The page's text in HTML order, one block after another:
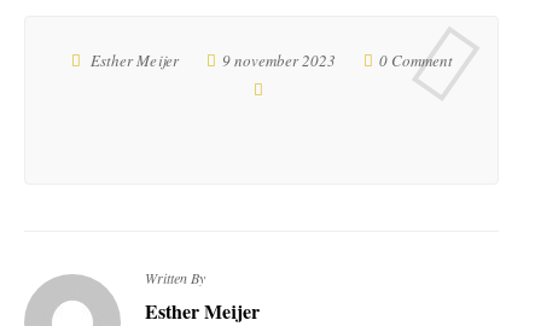
Esther Meijer 9 november 2023 0 Comment
Written By
Esther Meijer